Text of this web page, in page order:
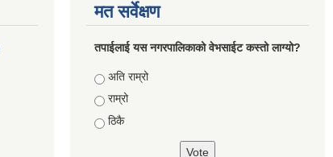
मत सर्वेक्षण
तपाईलाई यस नगरपालिकाको वेभसाईट कस्तो लाग्यो?
Choices
अति राम्रो
राम्रो
ठिकै